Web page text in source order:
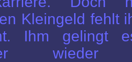
Kleingeld fehlt
Ihm gelingt
wieder